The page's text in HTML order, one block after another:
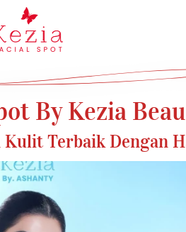
By Kezia
Terbaik Dengan